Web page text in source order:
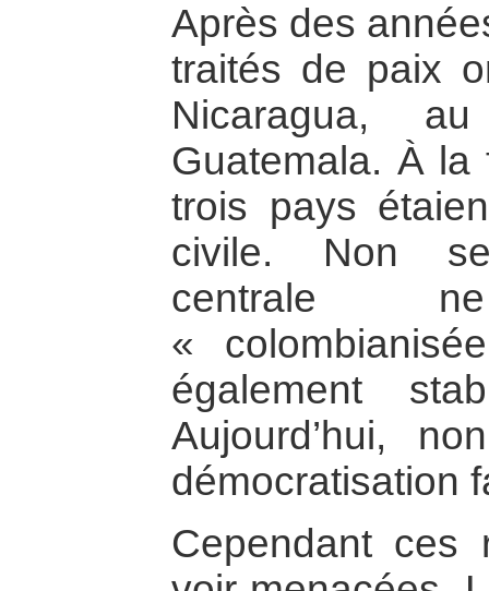
Après des
traités de paix
Nicaragua,
Guatemala. À
trois pays
civile. Non
centrale
«
également
Aujourd’hui,
démocratisation
Cependant ces